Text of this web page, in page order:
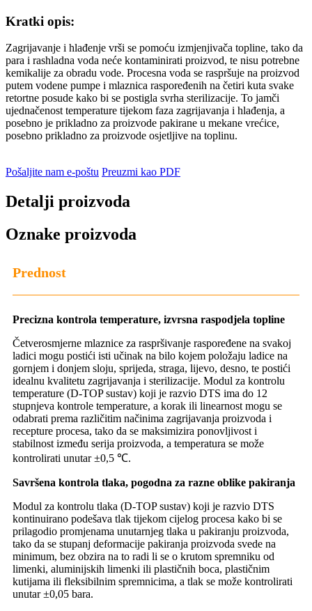
Kratki opis:
Zagrijavanje i hlađenje vrši se pomoću izmjenjivača topline, tako da
para i rashladna voda neće kontaminirati proizvod, te nisu potrebne
kemikalije za obradu vode. Procesna voda se raspršuje na proizvod
putem vodene pumpe i mlaznica raspoređenih na četiri kuta svake
retortne posude kako bi se postigla svrha sterilizacije. To jamči
ujednačenost temperature tijekom faza zagrijavanja i hlađenja, a
posebno je prikladno za proizvode pakirane u mekane vrećice,
posebno prikladno za proizvode osjetljive na toplinu.
Pošaljite nam e-poštu Preuzmi kao PDF
Detalji proizvoda
Oznake proizvoda
Prednost
Precizna kontrola temperature, izvrsna raspodjela topline
Četverosmjerne mlaznice za raspršivanje raspoređene na svakoj
ladici mogu postići isti učinak na bilo kojem položaju ladice na
gornjem i donjem sloju, sprijeda, straga, lijevo, desno, te postići
idealnu kvalitetu zagrijavanja i sterilizacije. Modul za kontrolu
temperature (D-TOP sustav) koji je razvio DTS ima do 12
stupnjeva kontrole temperature, a korak ili linearnost mogu se
odabrati prema različitim načinima zagrijavanja proizvoda i
recepture procesa, tako da se maksimizira ponovljivost i
stabilnost između serija proizvoda, a temperatura se može
kontrolirati unutar ±0,5 ℃.
Savršena kontrola tlaka, pogodna za razne oblike pakiranja
Modul za kontrolu tlaka (D-TOP sustav) koji je razvio DTS
kontinuirano podešava tlak tijekom cijelog procesa kako bi se
prilagodio promjenama unutarnjeg tlaka u pakiranju proizvoda,
tako da se stupanj deformacije pakiranja proizvoda svede na
minimum, bez obzira na to radi li se o krutom spremniku od
limenki, aluminijskih limenki ili plastičnih boca, plastičnim
kutijama ili fleksibilnim spremnicima, a tlak se može kontrolirati
unutar ±0,05 bara.